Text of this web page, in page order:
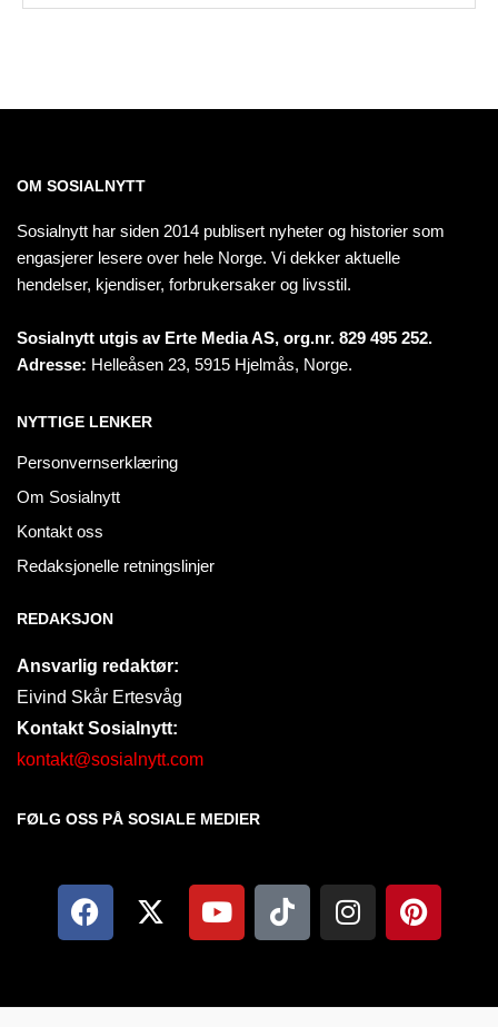
OM SOSIALNYTT
Sosialnytt har siden 2014 publisert nyheter og historier som
engasjerer lesere over hele Norge. Vi dekker aktuelle
hendelser, kjendiser, forbrukersaker og livsstil.
Sosialnytt utgis av Erte Media AS, org.nr. 829 495 252.
Adresse: Helleåsen 23, 5915 Hjelmås, Norge.
NYTTIGE LENKER
Personvernserklæring
Om Sosialnytt
Kontakt oss
Redaksjonelle retningslinjer
REDAKSJON
Ansvarlig redaktør:
Eivind Skår Ertesvåg
Kontakt Sosialnytt:
kontakt@sosialnytt.com
FØLG OSS PÅ SOSIALE MEDIER​